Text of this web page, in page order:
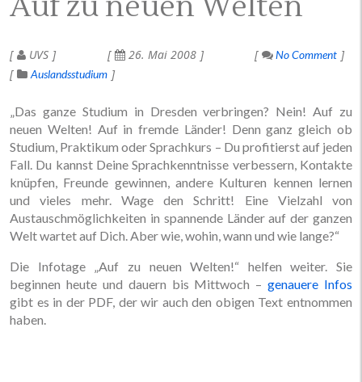
UVS 26. Mai 2008
No Comment
Auslandsstudium
„Das ganze Studium in Dresden verbringen? Nein! Auf zu
neuen Welten! Auf in fremde Länder! Denn ganz gleich ob
Studium, Praktikum oder Sprachkurs – Du profitierst auf jeden
Fall. Du kannst Deine Sprachkenntnisse verbessern, Kontakte
knüpfen, Freunde gewinnen, andere Kulturen kennen lernen
und vieles mehr. Wage den Schritt! Eine Vielzahl von
Austauschmöglichkeiten in spannende Länder auf der ganzen
Welt wartet auf Dich. Aber wie, wohin, wann und wie lange?“
Die Infotage „Auf zu neuen Welten!“ helfen weiter. Sie
beginnen heute und dauern bis Mittwoch –genauere Infos
gibt es in der PDF, der wir auch den obigen Text entnommen
haben.